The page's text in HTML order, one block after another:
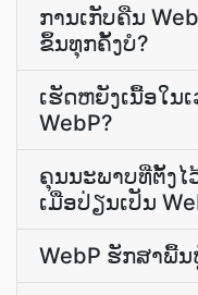
ການ​ເກັບ​ຄືນ
ຂຶ້ນ​ທຸກ​ຄັ້ງ​ບໍ?
ເຮັດ​ຫຍັງ​ເນື້ອ​ໃນ​
WebP?
ຄຸນ​ນະ​ພາບ​ທີ່​ຕັ້ງ​
ເມື່ອ​ປ່ຽນ​ເປັນ
WebP ຮັກສາ​ພື້